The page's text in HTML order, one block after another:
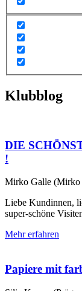
Klubblog
DIE
!
Mirko Galle (Mirko
Liebe Kundinnen,
super-schöne
Mehr erfahren
Papiere mit